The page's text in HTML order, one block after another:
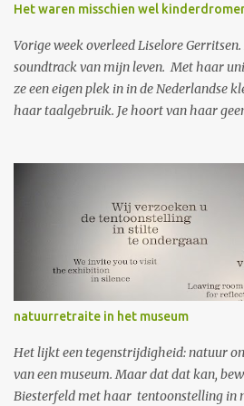
Het waren misschien wel
Vorige week overleed Liselore
soundtrack van mijn leven. Met haar
ze een eigen plek in in de Nederlandse
haar taalgebruik. Je hoort van haar
veel. In vaak heimweevolle teksten
jeugd, geloof en de dood. Alsof ze
ergeten is naar wat zij heimwee heeft.
een nichtje vlak na de geboorte
mijn tante woorden van Liselore koos:
holte van mijn hand Je bent zo zachtjes
eigen hart haa...
natuurretraite in het museum
Het lijkt een tegenstrijdigheid: natuur
van een museum. Maar dat dat kan,
Biesterfeld met haar tentoonstelling in